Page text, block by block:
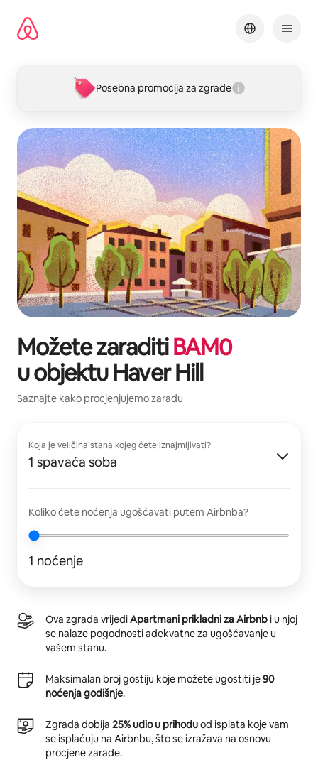
sadržaj
Posebna promocija za zgrade
Možete zaraditiBAM0
u objektuHaver Hill
Saznajte kako procjenjujemo zaradu
Koja je veličina stana kojeg ćete iznajmljivati?
1 spavaća soba
Koliko ćete noćenja ugošćavati putem Airbnba?
1 noćenje
Ova zgrada vrijediApartmani prikladni za Airbnb i u njoj
se nalaze pogodnosti adekvatne za ugošćavanje u
vašem stanu.
Maksimalan broj gostiju koje možete ugostiti je90
noćenja godišnje.
Zgrada dobija 25% udio u prihoduod isplata koje vam
se isplaćuju na Airbnbu, što se izražava na osnovu
procjene zarade.